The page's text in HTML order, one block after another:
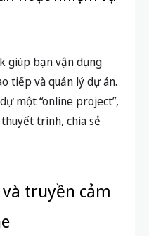
giúp bạn vận dụng
tiếp và quản lý dự án.
một “online project”,
trình, chia sẻ
truyền cảm